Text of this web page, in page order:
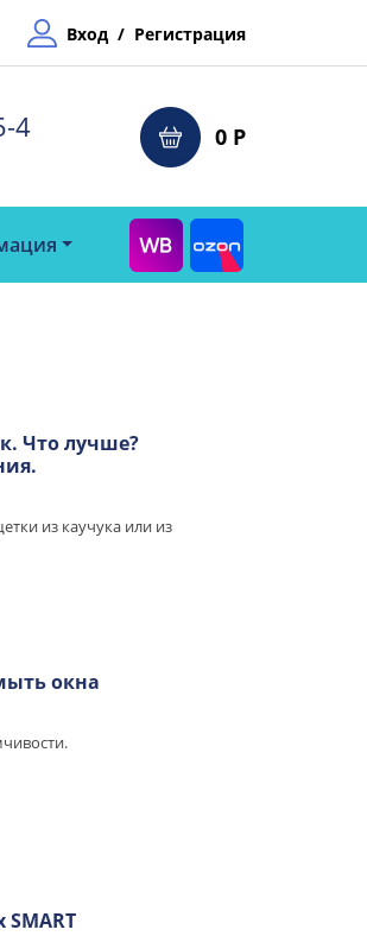
Вход / Регистрация
4⁠ 0 Р
Что лучше?
из каучука или из
окна
SMART